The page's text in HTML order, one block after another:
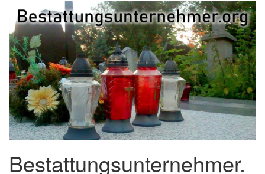
Bestattungsunternehmer.